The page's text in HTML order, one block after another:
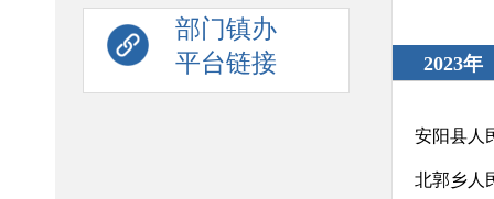
部门镇办
平台链接
2023年
安阳县人
北郭乡人